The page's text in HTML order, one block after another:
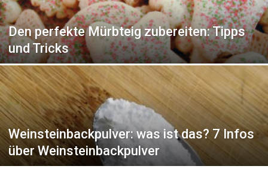
Den perfekte Mürbteig zubereiten: Tipps
und Tricks
Weinsteinbackpulver: was ist das? 7 Infos
über Weinsteinbackpulver